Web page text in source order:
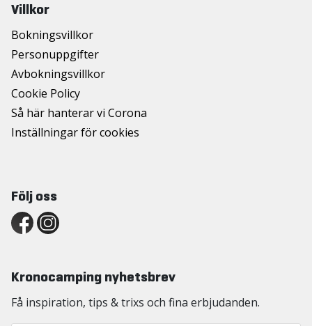
Villkor
Bokningsvillkor
Personuppgifter
Avbokningsvillkor
Cookie Policy
Så här hanterar vi Corona
Inställningar för cookies
Följ oss
Kronocamping nyhetsbrev
Få inspiration, tips & trixs och fina erbjudanden.